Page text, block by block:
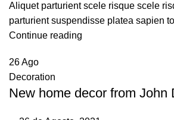
Aliquet parturient scele risque scele
parturient suspendisse platea sapien
Continue reading
26Ago
Decoration
New home decor from John